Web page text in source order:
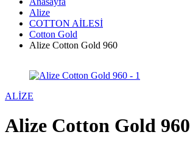
Alize
COTTON AİLESİ
Cotton Gold
Alize Cotton Gold 960
ALİZE
Alize Cotton Gold 960